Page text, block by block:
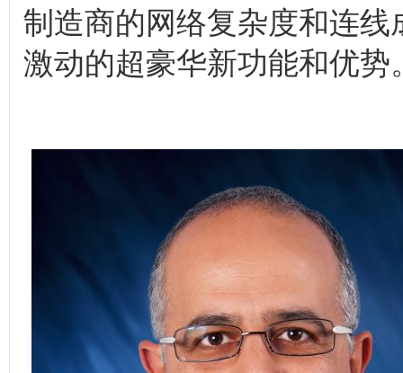
制造商的网络复杂度和连
激动的超豪华新功能和优势